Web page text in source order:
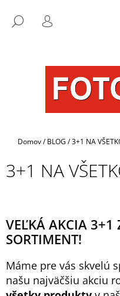
obsah HĽADAŤ
PRIHLÁSENIE
Domov/ BLOG /3+1 NA
3+1 NA
VEĽKÁ AKCIA 3+1
SORTIMENT!
Máme pre vás skvelú
našu najväčšiu akciu
SPÄŤ
SPÄŤ
R
B
E
T
E
N
Á
FOTOpošta